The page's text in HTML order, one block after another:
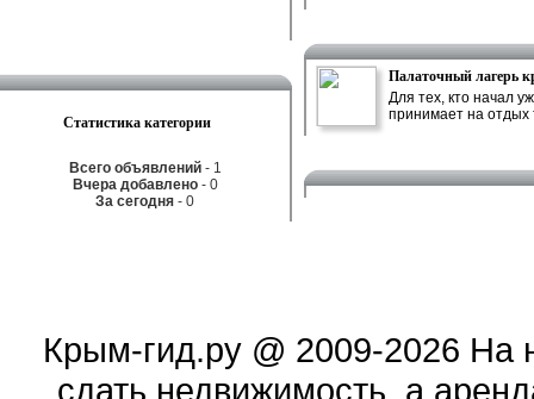
Палаточный лагерь
Для тех, кто начал
принимает на отдых
Статистика категории
Всего объявлений- 1
Вчера добавлено- 0
За сегодня - 0
Крым-гид.ру@ 2009-2026 На
сдать недвижимость, а